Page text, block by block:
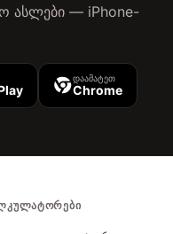
ასლები — iPhone-
დაამატეთ
Chrome